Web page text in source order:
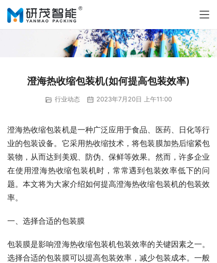
澄海热收缩包装机(如何提高包装效率)
行业动态 2023年7月20日 上午11:00
澄海热收缩包装机是一种广泛应用于食品、医药、日化等行
业的包装设备。它采用热收缩技术，将包装膜加热后缩紧包
装物，从而达到美观、防伪、保鲜等效果。然而，许多企业
在使用澄海热收缩包装机时，常常遇到包装效率低下的问
题。本文将为大家介绍如何提高澄海热收缩包装机的包装效
率。
一、选择合适的包装膜
包装膜是影响澄海热收缩包装机包装效率的关键因素之一。
选择合适的包装膜可以提高包装效率，减少包装成本。一般